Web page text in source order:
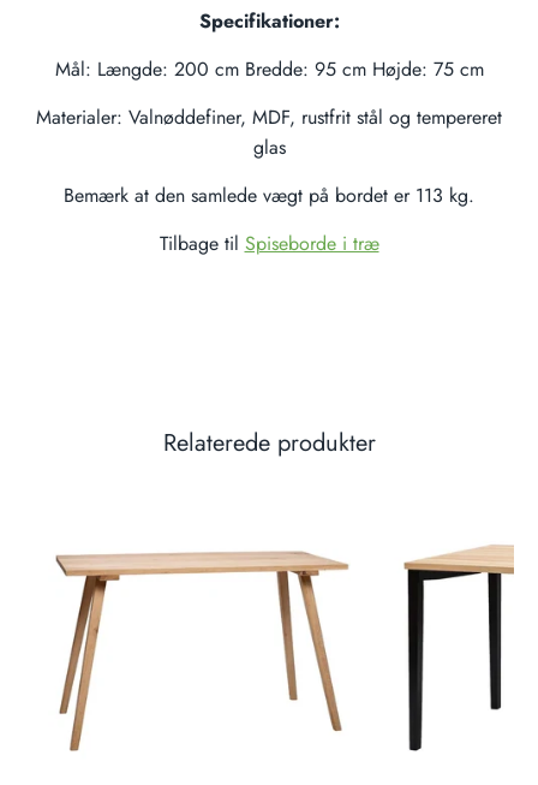
Specifikationer:
Mål: Længde: 200 cm Bredde: 95 cm Højde: 75 cm
Materialer: Valnøddefiner, MDF, rustfrit stål og tempereret
glas
Bemærk at den samlede vægt på bordet er 113 kg.
Tilbage til Spiseborde i træ
Relaterede produkter